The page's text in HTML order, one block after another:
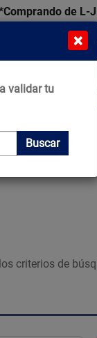
de L-
Venta
criterios de
×
validar tu
Buscar